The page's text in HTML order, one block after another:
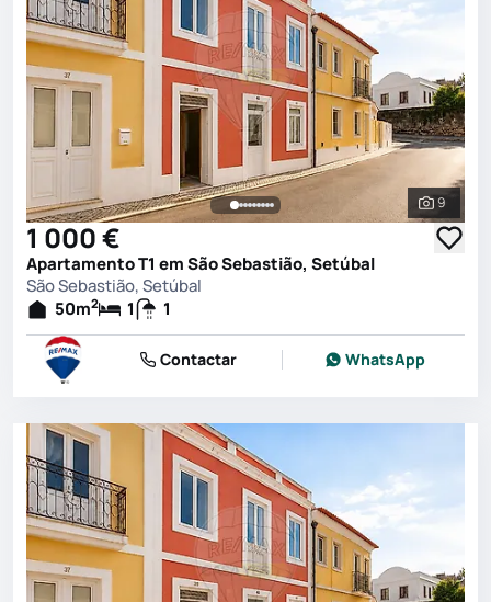
Ver
9
1 000 €
Apartamento T1 em São Sebastião, Setúbal
São Sebastião, Setúbal
50m2 1 1
Contactar WhatsApp